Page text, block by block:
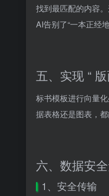
找到最匹配的内容
AI告别了“一本正经
五、实现 “
标书模板进行向量
据表格还是图表，
六、数据安
1、安全传输